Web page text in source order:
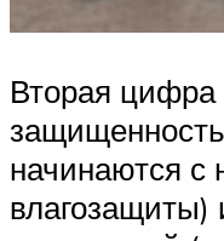
Вторая цифра
начинаются с
влагозащиты)